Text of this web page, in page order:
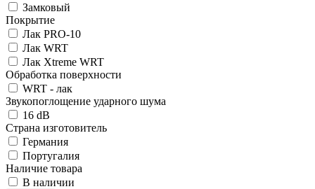
Замковый
Покрытие
Лак PRO-10
Лак WRT
Лак Xtreme WRT
Обработка поверхности
WRT - лак
Звукопоглощение ударного шума
16 dB
Страна изготовитель
Германия
Португалия
Наличие товара
В наличии